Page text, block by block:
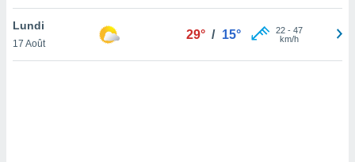
à
en
le
Lundi
17 Août
29° / 15° 22- 47
km/h